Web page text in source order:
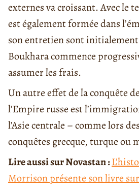
externes va croissant. Avec le
est également formée dans
son entretien sont
Boukhara commence
assumer les frais.
Un autre effet de la conquête
l’Empire russe est
l’Asie centrale – comme lors
conquêtes grecque, turque ou
Lire aussi sur Novastan :
Morrison présente son livre